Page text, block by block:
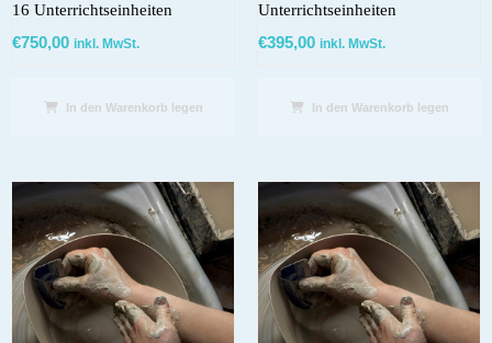
16 Unterrichtseinheiten
€750,00 inkl. MwSt.
In den Warenkorb legen
Unterrichtseinheiten
€395,00 inkl. MwSt.
In den Warenkorb legen